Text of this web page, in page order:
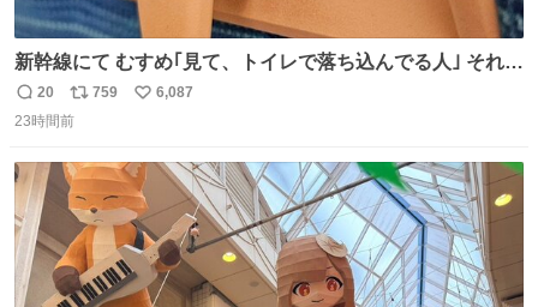
新幹線にて むすめ｢見て、トイレで落ち込んでる人｣ それに
しか見えなくなった どうしてくれるんだ
返
信
20
リ
ポ
ト
数
759
い
数
6,087
23時間前